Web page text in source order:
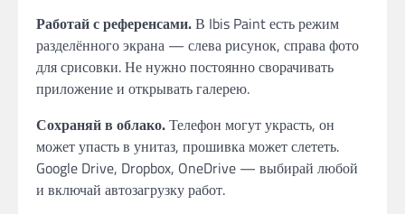
Работай с референсами.В Ibis Paint есть режим
разделённого экрана — слева рисунок, справа фото
для срисовки. Не нужно постоянно сворачивать
приложение и открывать галерею.
Сохраняй в облако.Телефон могут украсть, он
может упасть в унитаз, прошивка может слететь.
Google Drive, Dropbox, OneDrive — выбирай любой
и включай автозагрузку работ.